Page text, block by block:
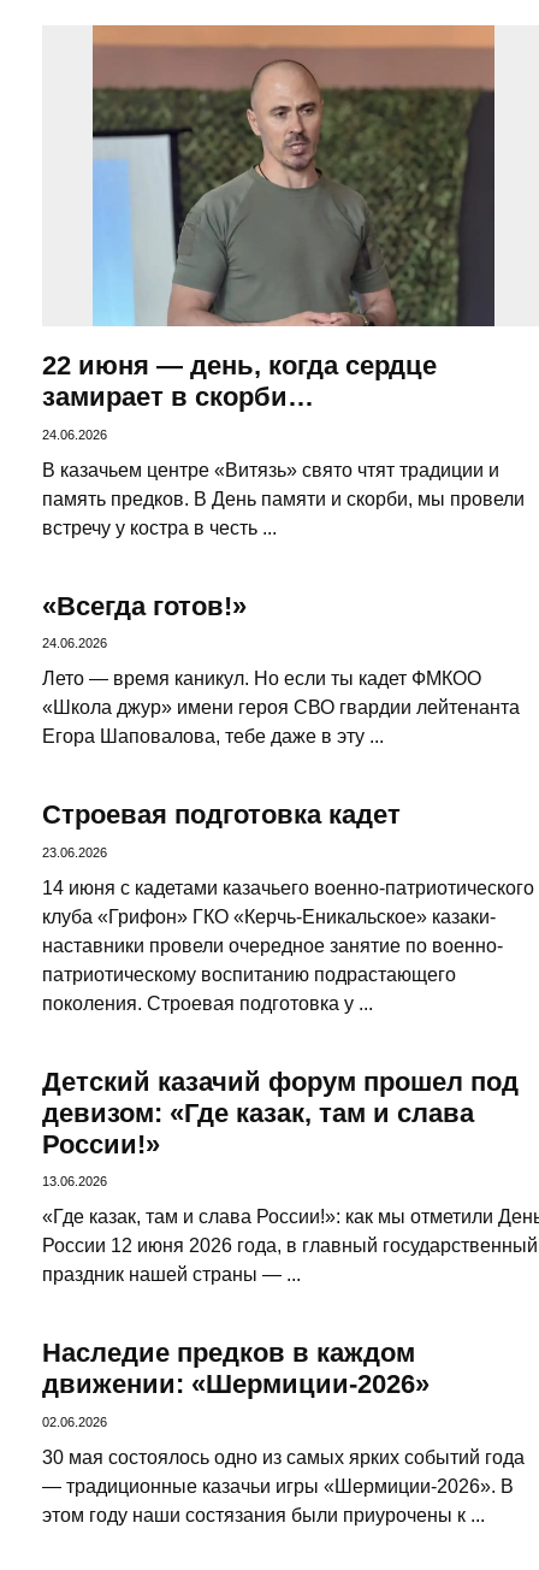
22 июня — день, когда сердце
замирает в скорби…
24.06.2026
В казачьем центре «Витязь» свято чтят традиции и
память предков. В День памяти и скорби, мы провели
встречу у костра в честь ...
«Всегда готов!»
24.06.2026
Лето — время каникул. Но если ты кадет ФМКОО
«Школа джур» имени героя СВО гвардии лейтенанта
Егора Шаповалова, тебе даже в эту ...
Строевая подготовка кадет
23.06.2026
14 июня с кадетами казачьего военно-патриотического
клуба «Грифон» ГКО «Керчь-Еникальское» казаки-
наставники провели очередное занятие по военно-
патриотическому воспитанию подрастающего
поколения. Строевая подготовка у ...
Детский казачий форум прошел под
девизом: «Где казак, там и слава
России!»
13.06.2026
«Где казак, там и слава России!»: как мы отметили
России 12 июня 2026 года, в главный государственный
праздник нашей страны — ...
Наследие предков в каждом
движении: «Шермиции-2026»
02.06.2026
30 мая состоялось одно из самых ярких событий года
— традиционные казачьи игры «Шермиции-2026». В
этом году наши состязания были приурочены к ...